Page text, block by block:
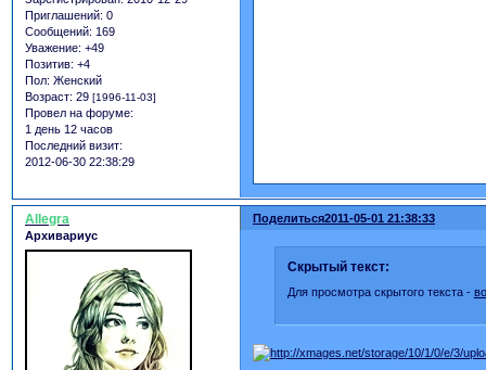
Приглашений: 0
Сообщений: 169
Уважение: +49
Позитив: +4
Пол: Женский
Возраст: 29 [1996-11-03]
Провел на форуме:
1 день 12 часов
Последний визит:
2012-06-30 22:38:29
Поделиться2011-05-01 21:38:33
Allegra
Архивариус
Скрытый текст:
Для просмотра скрытого текста -